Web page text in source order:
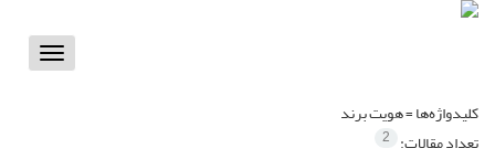
Toggle
کلیدواژه‌ها =هویت برند
تعداد مقالات: 2